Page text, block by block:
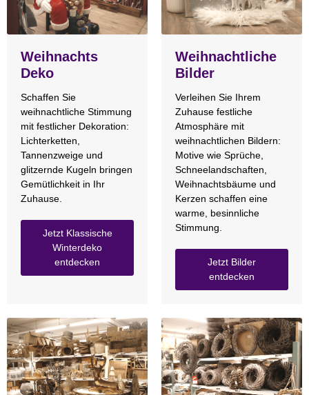
Weihnachts
Deko
Schaffen Sie
weihnachtliche Stimmung
mit festlicher Dekoration:
Lichterketten,
Tannenzweige und
glitzernde Kugeln bringen
Gemütlichkeit in Ihr
Zuhause.
Jetzt Klassische
Winterdeko
entdecken
Weihnachtliche
Bilder
Verleihen Sie Ihrem
Zuhause festliche
Atmosphäre mit
weihnachtlichen Bildern:
Motive wie Sprüche,
Schneelandschaften,
Weihnachtsbäume und
Kerzen schaffen eine
warme, besinnliche
Stimmung.
Jetzt Bilder
entdecken